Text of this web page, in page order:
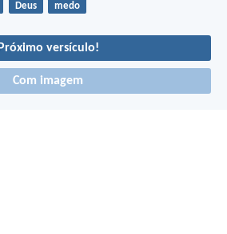
Deus medo
Próximo versículo!
Com imagem